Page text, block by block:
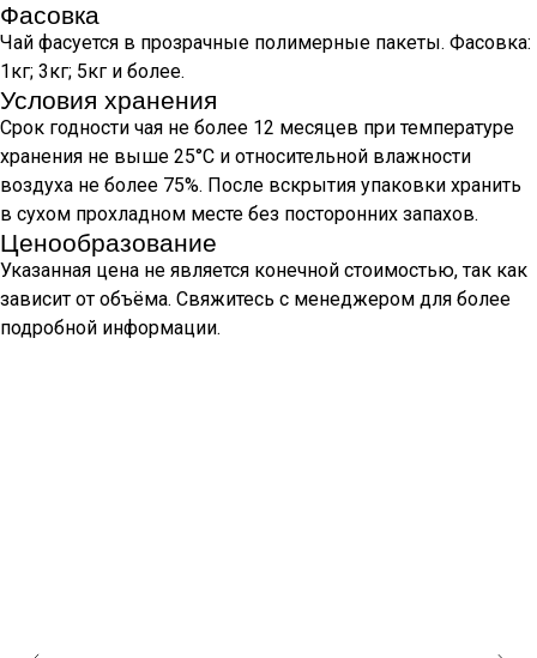
Фасовка
Чай фасуется в прозрачные полимерные пакеты. Фасовка:
1кг; 3кг; 5кг и более.
Условия хранения
Срок годности чая не более 12 месяцев при температуре
хранения не выше 25°С и относительной влажности
воздуха не более 75%. После вскрытия упаковки хранить
в сухом прохладном месте без посторонних запахов.
Ценообразование
Указанная цена не является конечной стоимостью, так как
зависит от объёма. Свяжитесь с менеджером для более
подробной информации.